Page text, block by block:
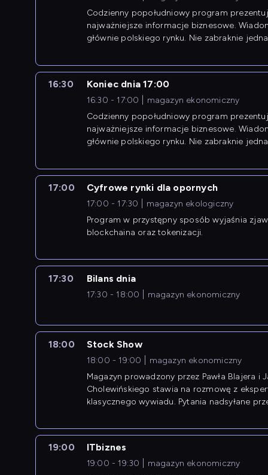
Codzienny popołudniowy program
najważniejsze informacje biznesowe.
głównie polskiego rynku. Nie zabraknie
16:30 Koniec dnia 17:00
16:30 - 17:00
magazyn ekonomiczny
Codzienny popołudniowy program
najważniejsze informacje biznesowe.
głównie polskiego rynku. Nie zabraknie
17:00 Cyfrowe rynki dla opornych
17:00 - 17:30
magazyn ekologiczny
Program w przystępny sposób wyjaśnia
blockchaina oraz tokenizacji.
17:30 Bilans dnia
17:30 - 18:00 magazyn ekonomiczny
18:00 Stock Show
18:00 - 19:00
magazyn ekonomiczny
Magazyn prowadzony przez Pawła Blajera i
Cholewińskiego stawia na rozmowę z
klasycznego wywiadu. Pytania nadsyłane
19:00 ITbiznes
19:00 - 19:30
magazyn ekonomiczny